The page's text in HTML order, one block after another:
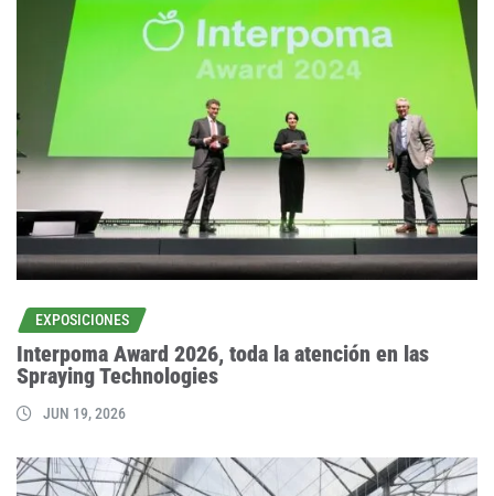
EXPOSICIONES
Interpoma Award 2026, toda la atención en las
Spraying Technologies
JUN 19, 2026